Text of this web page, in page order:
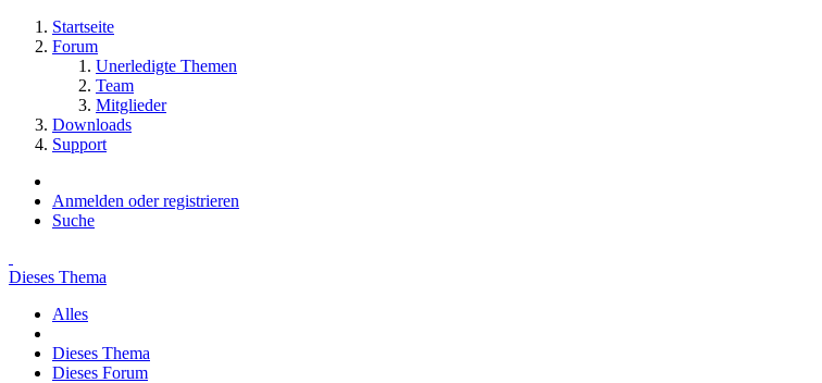
Startseite
Forum
Unerledigte Themen
Team
Mitglieder
Downloads
Support
Anmelden oder registrieren
Suche
Dieses Thema
Alles
Dieses Thema
Dieses Forum